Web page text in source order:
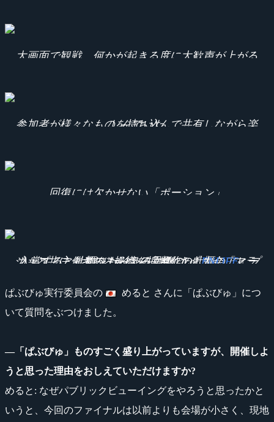
大画面で観戦。何かが起きる度に大歓声が上がる
参加者が様々なものを持ち込んで共有しながら楽しんでいた
回復には欠かせない「ポーション」
入賞すると牡蠣をもらえる異色のLoL大会「マラカップ」主催者のまらさん。自作の牡蠣のアヒージョと共に。さらに規模を拡大した『ENLIFE
』プロジェクトを始動。
ぱぶびゅ実行委員会の
めると さんに「ぱぶびゅ」につ
いて質問をぶつけました。
―「ぱぶびゅ」ものすごく盛り上がっていますが、開催しよ
うと思った理由をおしえていただけますか?
めると: なぜパブリックビューイングをやろうと思ったかと
いうと、今回のファイナルは以前よりも会場が小さく、現地